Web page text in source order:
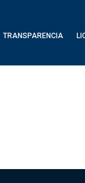
TRANSPARENCIA